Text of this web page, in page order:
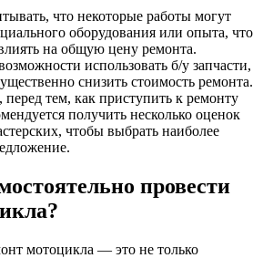
что некоторые работы могут
оборудования или опыта, что
на общую цену ремонта.
использовать б/у запчасти,
снизить стоимость ремонта.
тем, как приступить к ремонту
получить несколько оценок
чтобы выбрать наиболее
провести
мотоцикла — это не только